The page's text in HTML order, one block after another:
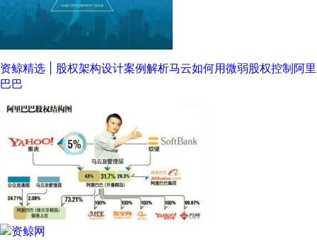
资鲸精选 | 股权架构设计案例解析马云如何用微弱股权控制阿里
巴巴